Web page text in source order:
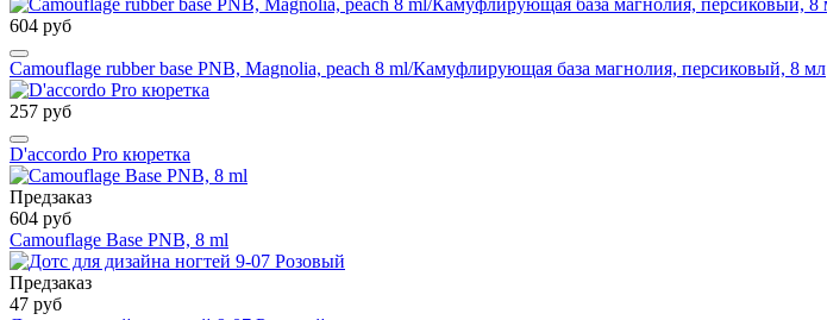
604 руб
Camouflage rubber base PNB, Magnolia, peach 8 ml/Камуфлирующая база магнолия, персиковый, 8 мл
257 руб
D'accordo Pro кюретка
Предзаказ
604 руб
Camouflage Base PNB, 8 ml
Предзаказ
47 руб